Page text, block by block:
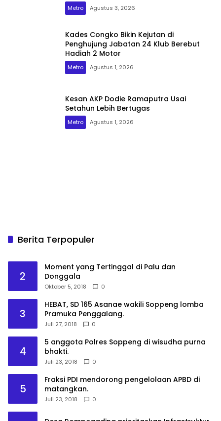
Metro Agustus 3, 2026
Kades Congko Bikin Kejutan di
Penghujung Jabatan 24 Klub Berebut
Hadiah 2 Motor
Metro Agustus 1, 2026
Kesan AKP Dodie Ramaputra Usai
Setahun Lebih Bertugas
Metro Agustus 1, 2026
Berita Terpopuler
2
Moment yang Tertinggal di Palu dan
Donggala
Oktober 5, 2018 0
3
HEBAT, SD 165 Asanae wakili Soppeng lomba
Pramuka Penggalang.
Juli 27, 2018 0
4
5 anggota Polres Soppeng di wisudha purna
bhakti.
Juli 23, 2018 0
5
Fraksi PDI mendorong pengelolaan APBD di
matangkan.
Juli 23, 2018 0